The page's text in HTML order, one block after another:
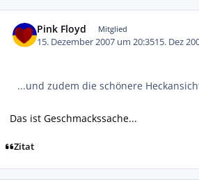
Pink Floyd Mitglied
15. Dezember 2007 um 20:3515. Dez
...und zudem die schönere
Das ist Geschmackssache...
Zitat